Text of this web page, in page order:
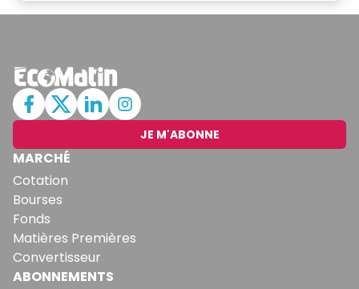
JE M'ABONNE
MARCHÉ
Cotation
Bourses
Fonds
Matières Premières
Convertisseur
ABONNEMENTS